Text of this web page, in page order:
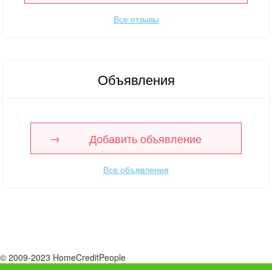
Все отзывы
Объявления
Добавить объявление
Все объявления
© 2009-2023 HomeCreditPeople